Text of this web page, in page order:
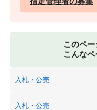
このペ
こんな
入札・公売
入札・公売